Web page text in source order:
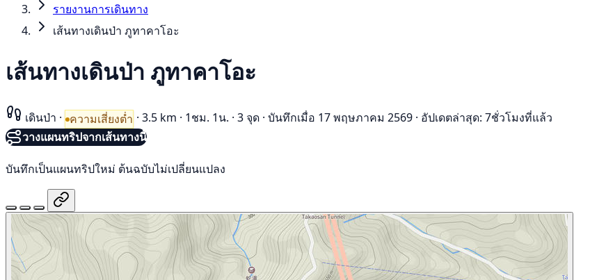
รายงานการเดินทาง
เส้นทางเดินป่า ภูทาคาโอะ
เส้นทางเดินป่า ภูทาคาโอะ
เดินป่า · ความเสี่ยงต่ำ · 3.5 km · 1ชม. 1น. · 3 จุด · บันทึกเมื่อ 17 พฤษภาคม 2569 · อัปเดตล่าสุด: 7ชั่วโมงที่แล้ว
วางแผนทริปจากเส้นทางนี้
บันทึกเป็นแผนทริปใหม่ ต้นฉบับไม่เปลี่ยนแปลง